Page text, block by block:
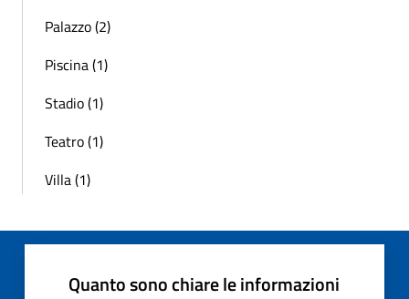
Palazzo (2)
Piscina (1)
Stadio (1)
Teatro (1)
Villa (1)
Quanto sono chiare le informazioni